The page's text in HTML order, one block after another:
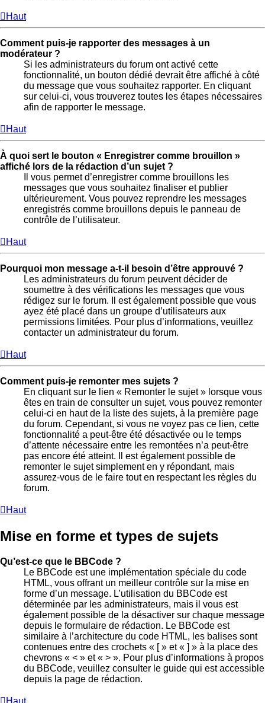
Haut
Comment puis-je rapporter des messages à un
modérateur ?
Si les administrateurs du forum ont activé cette
fonctionnalité, un bouton dédié devrait être affiché à côté
du message que vous souhaitez rapporter. En cliquant
sur celui-ci, vous trouverez toutes les étapes nécessaires
afin de rapporter le message.
Haut
À quoi sert le bouton « Enregistrer comme brouillon »
affiché lors de la rédaction d’un sujet ?
Il vous permet d’enregistrer comme brouillons les
messages que vous souhaitez finaliser et publier
ultérieurement. Vous pouvez reprendre les messages
enregistrés comme brouillons depuis le panneau de
contrôle de l’utilisateur.
Haut
Pourquoi mon message a-t-il besoin d’être approuvé ?
Les administrateurs du forum peuvent décider de
soumettre à des vérifications les messages que vous
rédigez sur le forum. Il est également possible que vous
ayez été placé dans un groupe d’utilisateurs aux
permissions limitées. Pour plus d’informations, veuillez
contacter un administrateur du forum.
Haut
Comment puis-je remonter mes sujets ?
En cliquant sur le lien « Remonter le sujet » lorsque vous
êtes en train de consulter un sujet, vous pouvez remonter
celui-ci en haut de la liste des sujets, à la première page
du forum. Cependant, si vous ne voyez pas ce lien, cette
fonctionnalité a peut-être été désactivée ou le temps
d’attente nécessaire entre les remontées n’a peut-être
pas encore été atteint. Il est également possible de
remonter le sujet simplement en y répondant, mais
assurez-vous de le faire tout en respectant les règles du
forum.
Haut
Mise en forme et types de sujets
Qu’est-ce que le BBCode ?
Le BBCode est une implémentation spéciale du code
HTML, vous offrant un meilleur contrôle sur la mise en
forme d’un message. L’utilisation du BBCode est
déterminée par les administrateurs, mais il vous est
également possible de la désactiver sur chaque message
depuis le formulaire de rédaction. Le BBCode est
similaire à l’architecture du code HTML, les balises sont
contenues entre des crochets « [ » et « ] » à la place des
chevrons « < » et « > ». Pour plus d’informations à propos
du BBCode, veuillez consulter le guide qui est accessible
depuis la page de rédaction.
Haut